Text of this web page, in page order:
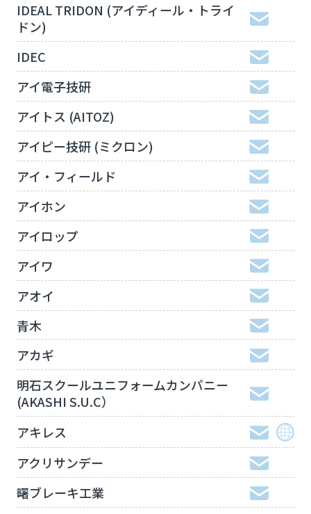
IDEAL TRIDON (アイディール・トライ
ドン)
IDEC
アイ電子技研
アイトス (AITOZ)
アイピー技研 (ミクロン)
アイ・フィールド
アイホン
アイロップ
アイワ
アオイ
青木
アカギ
明石スクールユニフォームカンパニー
(AKASHI S.U.C）
アキレス
アクリサンデー
曙ブレーキ工業